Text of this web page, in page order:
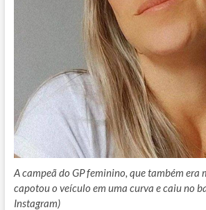
A campeã do GP feminino, que também era
capotou o veículo em uma curva e caiu no
Instagram)